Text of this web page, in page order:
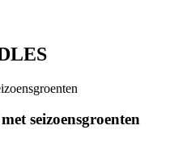
seizoensgroenten